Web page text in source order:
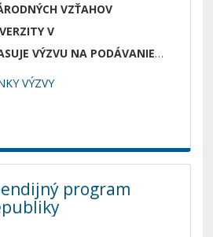
VZŤAHOV
V
VÝZVU NA PODÁVANIE
KONANIA na
VÝZVY
program